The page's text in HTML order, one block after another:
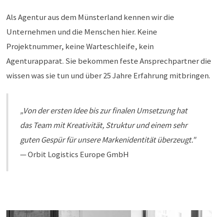
Als Agentur aus dem Münsterland kennen wir die
Unternehmen und die Menschen hier. Keine
Projektnummer, keine Warteschleife, kein
Agenturapparat. Sie bekommen feste Ansprechpartner die
wissen was sie tun und über 25 Jahre Erfahrung mitbringen.
„Von der ersten Idee bis zur finalen Umsetzung hat
das Team mit Kreativität, Struktur und einem sehr
guten Gespür für unsere Markenidentität überzeugt."
— Orbit Logistics Europe GmbH